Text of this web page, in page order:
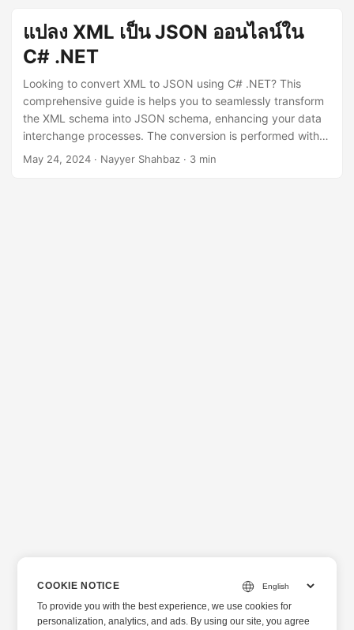
แปลง XML เป็น JSON ออนไลน์ใน
C# .NET
Looking to convert XML to JSON using C# .NET? This
comprehensive guide is helps you to seamlessly transform
the XML schema into JSON schema, enhancing your data
interchange processes. The conversion is performed with
.NET Cloud SDK.
May 24, 2024 · Nayyer Shahbaz · 3 min
COOKIE NOTICE
To provide you with the best experience, we use cookies for
personalization, analytics, and ads. By using our site, you agree